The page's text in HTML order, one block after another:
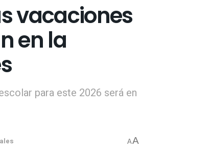
vacaciones
en la
para este 2026 será en
AA